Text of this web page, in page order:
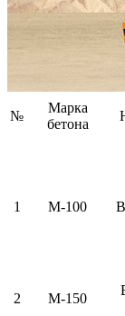
№
Марка
бетона
1 М-100
2 М-150